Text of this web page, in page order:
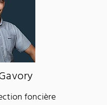
foncière